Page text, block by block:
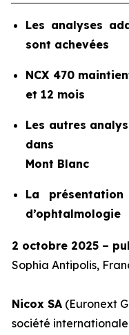
Les analyses
sont achevées
NCX 470
et 12 mois
Les autres
dans
Mont Blanc
La
d’ophtalmologie
2 octobre 2025 –
Sophia Antipolis,
Nicox SA (Euronext
société